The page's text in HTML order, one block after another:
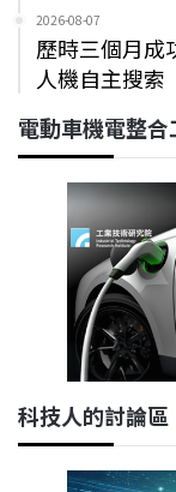
2026-08-07
歷時三個月成
人機自主搜索
電動車機電整合
科技人的討論區